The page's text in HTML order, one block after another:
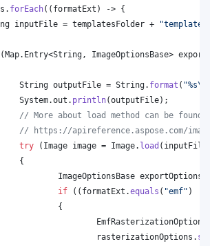
. forEach(( formatExt ) -> {
inputFile = templatesFolder +
(Map. Entry<String , ImageOptionsBase>
String outputFile = String. format ( "%s\\
System.out . println(outputFile);
// More about load method can be found
// https://apireference.aspose.com/
try ( Image image = Image. load ( inputFile
		{
ImageOptionsBase exportOptions
if (( formatExt .equals ( "emf" )
			{
EmfRasterizationOptions
rasterizationOptions .